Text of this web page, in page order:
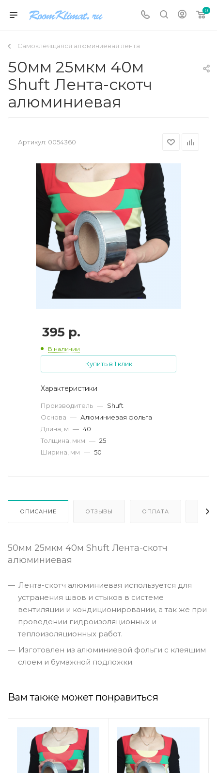
0
Самоклеящаяся алюминиевая лента
50мм 25мкм 40м
Shuft Лента-скотч
алюминиевая
Артикул: 0054360
395 р.
В наличии
Купить в 1 клик
Характеристики
Производитель — Shuft
Основа — Алюминиевая фольга
Длина, м — 40
Толщина, мкм — 25
Ширина, мм — 50
ОПИСАНИЕ ОТЗЫВЫ ОПЛАТА
50мм 25мкм 40м Shuft Лента-скотч
алюминиевая
Лента-скотч алюминиевая используется для
устранения швов и стыков в системе
вентиляции и кондиционировании, а так же при
проведении гидроизоляционных и
теплоизоляционных работ.
Изготовлен из алюминиевой фольги с клеящим
слоем и бумажной подложки.
Вам также может понравиться